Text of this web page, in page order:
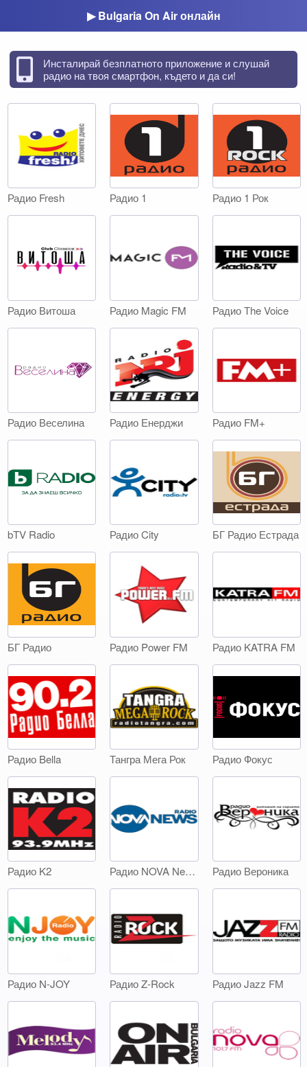
▶ Bulgaria On Air онлайн
Инсталирай безплатното приложение и слушай
радио на твоя смартфон, където и да си!
Радио Fresh Радио 1 Радио 1 Рок
Радио Витоша Радио Magic FM Радио Тhe Voice
Радио Веселина Радио Енерджи Радио FM+
bTV Radio Радио City БГ Радио Естрада
БГ Радио Радио Power FM Радио KATRA FM
Радио Bella Тангра Мега Рок Радио Фокус
Радио K2 Радио NOVA News Радио Вероника
Радио N-JOY Радио Z-Rock Радио Jazz FM